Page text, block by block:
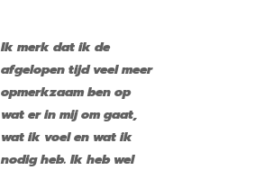
Ik merk dat ik de
afgelopen tijd veel meer
opmerkzaam ben op
wat er in mij om gaat,
wat ik voel en wat ik
nodig heb. Ik heb wel